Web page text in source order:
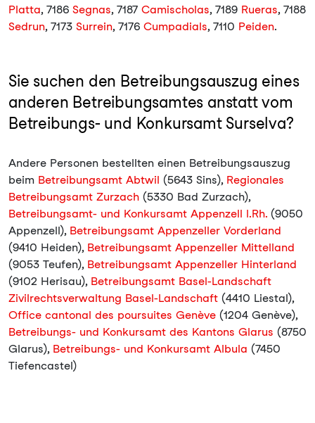
Platta, 7186 Segnas, 7187 Camischolas, 7189 Rueras, 7188
Sedrun, 7173 Surrein, 7176 Cumpadials, 7110 Peiden.
Sie suchen den Betreibungsauszug eines
anderen Betreibungsamtes anstatt vom
Betreibungs- und Konkursamt Surselva?
Andere Personen bestellten einen Betreibungsauszug
beim Betreibungsamt Abtwil (5643 Sins), Regionales
Betreibungsamt Zurzach (5330 Bad Zurzach),
Betreibungsamt- und Konkursamt Appenzell I.Rh. (9050
Appenzell), Betreibungsamt Appenzeller Vorderland
(9410 Heiden), Betreibungsamt Appenzeller Mittelland
(9053 Teufen), Betreibungsamt Appenzeller Hinterland
(9102 Herisau), Betreibungsamt Basel-Landschaft
Zivilrechtsverwaltung Basel-Landschaft (4410 Liestal),
Office cantonal des poursuites Genève (1204 Genève),
Betreibungs- und Konkursamt des Kantons Glarus (8750
Glarus), Betreibungs- und Konkursamt Albula (7450
Tiefencastel)